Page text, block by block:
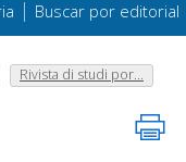
| Buscar por editorial
Rivista di studi por...